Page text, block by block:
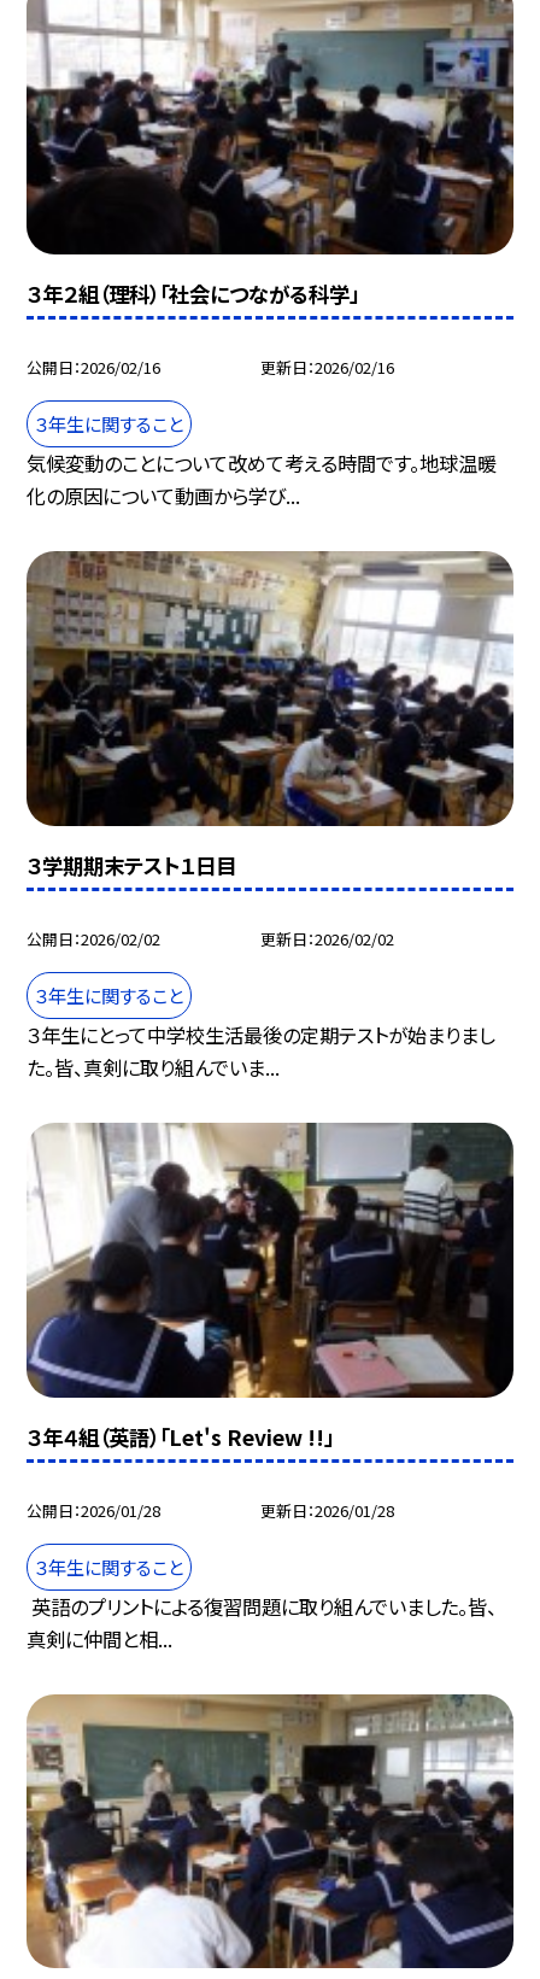
３年２組（理科）「社会につながる科学」
公開日 2026/02/16 更新日 2026/02/16
３年生に関すること
気候変動のことについて改めて考える時間です。地球温暖
化の原因について動画から学び...
３学期期末テスト１日目
公開日 2026/02/02 更新日 2026/02/02
３年生に関すること
３年生にとって中学校生活最後の定期テストが始まりまし
た。皆、真剣に取り組んでいま...
３年４組（英語）「Let's Review !!」
公開日 2026/01/28 更新日 2026/01/28
３年生に関すること
英語のプリントによる復習問題に取り組んでいました。皆、
真剣に仲間と相...